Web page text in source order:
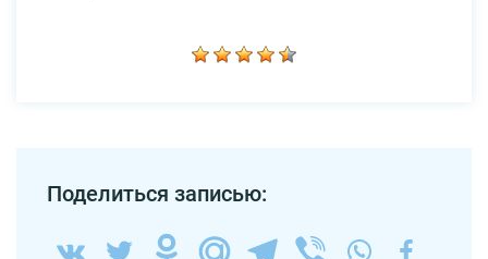
Поделиться записью: